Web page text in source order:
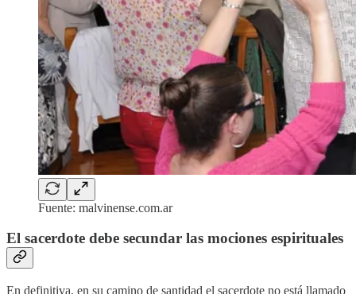
Fuente: malvinense.com.ar
El sacerdote debe secundar las mociones espirituales
En definitiva, en su camino de santidad el sacerdote no está llamado